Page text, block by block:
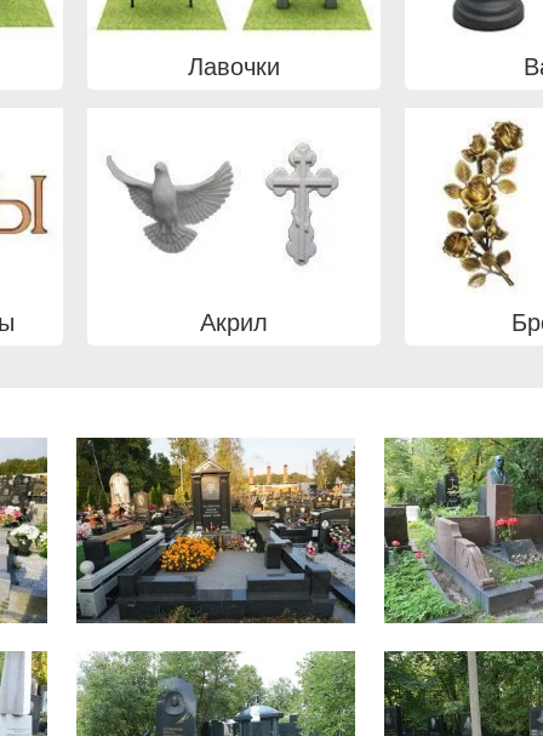
Лавочки
Акрил